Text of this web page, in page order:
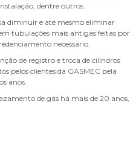
dentre outros.
diminuir e até mesmo eliminar
tubulações mais antigas feitas por
necessário.
de registro e troca de cilindros
pelos clientes da GASMEC pela
anos.
de gás há mais de 20 anos,